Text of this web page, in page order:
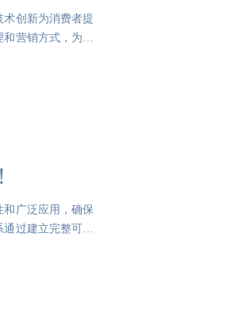
创新为消费者提
营销方式，为企
和广泛应用，确保
过建立完整可靠